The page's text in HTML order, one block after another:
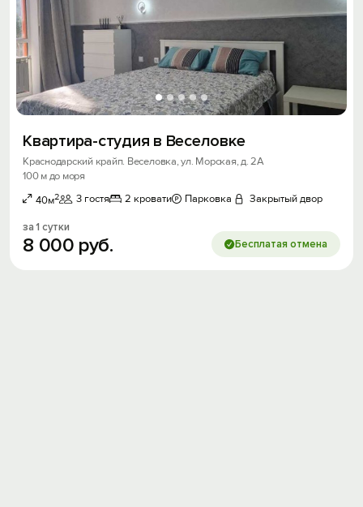
Квартира-студия в Веселовке
Краснодарский крайп. Веселовка, ул. Морская, д. 2А
100 м до моря
40м2 3 гостя 2 кровати Парковка Закрытый двор
за 1 сутки
8 000 руб. Бесплатая отмена